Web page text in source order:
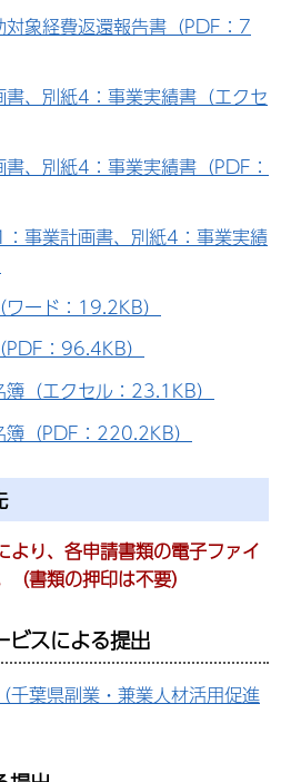
象経費返還報告書（PDF：7
、別紙4：事業実績書（エクセ
、別紙4：事業実績書（PDF：
：事業計画書、別紙4：事業実績
ード：19.2KB）
：96.4KB）
（エクセル：23.1KB）
（PDF：220.2KB）
より、各申請書類の電子ファイ
書類の押印は不要）
ビスによる提出
千葉県副業・兼業人材活用促進